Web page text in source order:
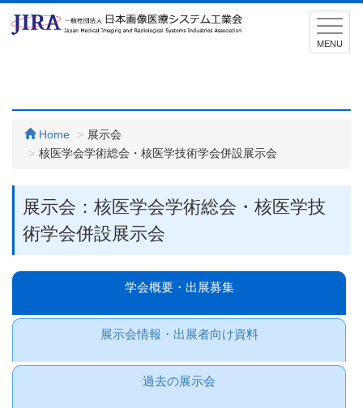
T
o
MENU
Home
展示会
核医学会学術総会・核医学技術学会併設展示会
展示会：核医学会学術総会・核医学技
術学会併設展示会
学会概要・出展募集
展示会情報・出展者向け資料
過去の展示会